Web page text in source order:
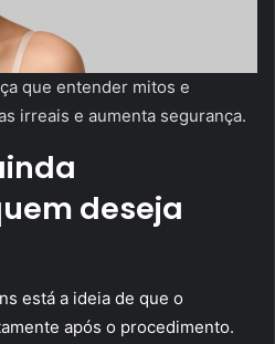
que entender mitos e
irreais e aumenta segurança.
deseja
está a ideia de que o
após o procedimento.